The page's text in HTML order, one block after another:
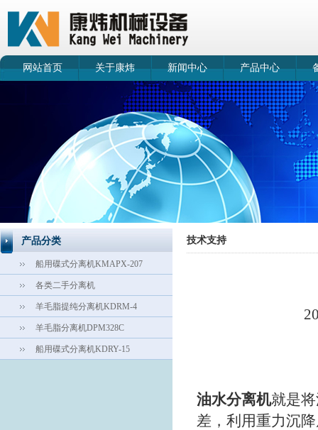
网站首页 关于康炜 新闻中心 产品中心
产品分类
船用碟式分离机KMAPX-207
各类二手分离机
羊毛脂提纯分离机KDRM-4
羊毛脂分离机DPM328C
船用碟式分离机KDRY-15
技术支持
油水分离机就是
差，利用重力沉